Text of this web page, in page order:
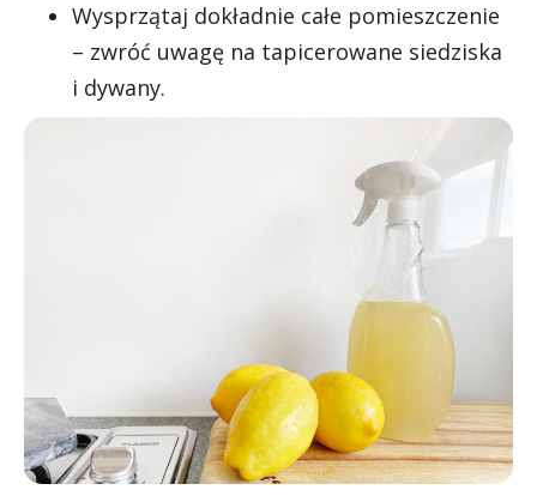
Wysprzątaj dokładnie całe pomieszczenie
– zwróć uwagę na tapicerowane siedziska
i dywany.